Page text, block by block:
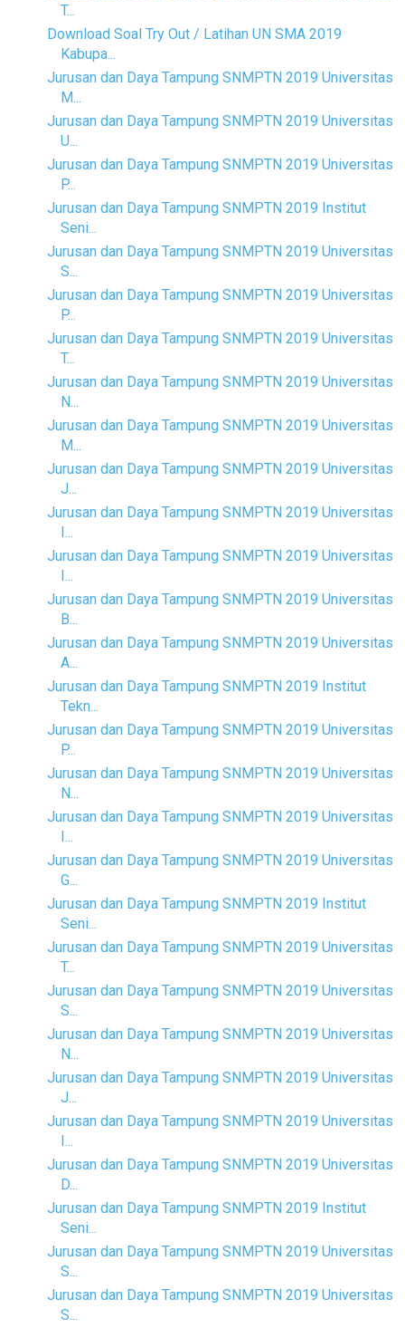
T...
Download Soal Try Out / Latihan UN SMA 2019
Kabupa...
Jurusan dan Daya Tampung SNMPTN 2019 Universitas
M...
Jurusan dan Daya Tampung SNMPTN 2019 Universitas
U...
Jurusan dan Daya Tampung SNMPTN 2019 Universitas
P...
Jurusan dan Daya Tampung SNMPTN 2019 Institut
Seni...
Jurusan dan Daya Tampung SNMPTN 2019 Universitas
S...
Jurusan dan Daya Tampung SNMPTN 2019 Universitas
P...
Jurusan dan Daya Tampung SNMPTN 2019 Universitas
T...
Jurusan dan Daya Tampung SNMPTN 2019 Universitas
N...
Jurusan dan Daya Tampung SNMPTN 2019 Universitas
M...
Jurusan dan Daya Tampung SNMPTN 2019 Universitas
J...
Jurusan dan Daya Tampung SNMPTN 2019 Universitas
I...
Jurusan dan Daya Tampung SNMPTN 2019 Universitas
I...
Jurusan dan Daya Tampung SNMPTN 2019 Universitas
B...
Jurusan dan Daya Tampung SNMPTN 2019 Universitas
A...
Jurusan dan Daya Tampung SNMPTN 2019 Institut
Tekn...
Jurusan dan Daya Tampung SNMPTN 2019 Universitas
P...
Jurusan dan Daya Tampung SNMPTN 2019 Universitas
N...
Jurusan dan Daya Tampung SNMPTN 2019 Universitas
I...
Jurusan dan Daya Tampung SNMPTN 2019 Universitas
G...
Jurusan dan Daya Tampung SNMPTN 2019 Institut
Seni...
Jurusan dan Daya Tampung SNMPTN 2019 Universitas
T...
Jurusan dan Daya Tampung SNMPTN 2019 Universitas
S...
Jurusan dan Daya Tampung SNMPTN 2019 Universitas
N...
Jurusan dan Daya Tampung SNMPTN 2019 Universitas
J...
Jurusan dan Daya Tampung SNMPTN 2019 Universitas
I...
Jurusan dan Daya Tampung SNMPTN 2019 Universitas
D...
Jurusan dan Daya Tampung SNMPTN 2019 Institut
Seni...
Jurusan dan Daya Tampung SNMPTN 2019 Universitas
S...
Jurusan dan Daya Tampung SNMPTN 2019 Universitas
S...